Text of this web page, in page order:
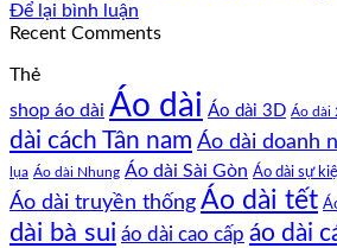
Để lại bình luận
Recent Comments
Thẻ
shop áo dài Áo dài Áo dài 3D Áo dài
dài cách Tân nam Áo dài doanh
lụa Áo dài Nhung Áo dài Sài Gòn Áo dài sự
Áo dài truyền thống Áo dài tết
dài bà sui áo dài cao cấp áo dài